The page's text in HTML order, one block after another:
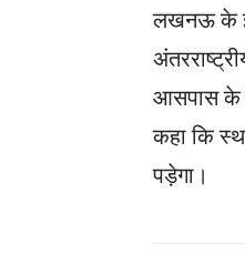
लखनऊ के
आसपास के
कहा कि
पड़ेगा।